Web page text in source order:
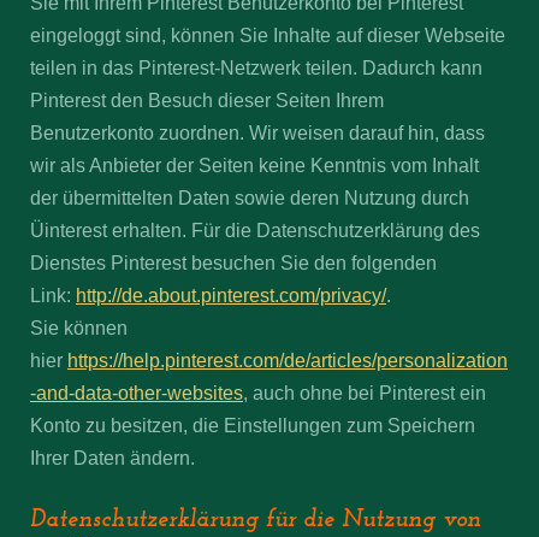
eingeloggt sind, können Sie Inhalte auf dieser Webseite
teilen in das Pinterest-Netzwerk teilen. Dadurch kann
Pinterest den Besuch dieser Seiten Ihrem
Benutzerkonto zuordnen. Wir weisen darauf hin, dass
wir als Anbieter der Seiten keine Kenntnis vom Inhalt
der übermittelten Daten sowie deren Nutzung durch
Üinterest erhalten. Für die Datenschutzerklärung des
Dienstes Pinterest besuchen Sie den folgenden
Link: http://de.about.pinterest.com/privacy/.
Sie können
hier https://help.pinterest.com/de/articles/personalization
-and-data-other-websites, auch ohne bei Pinterest ein
Konto zu besitzen, die Einstellungen zum Speichern
Ihrer Daten ändern.
Datenschutzerklärung für die Nutzung von